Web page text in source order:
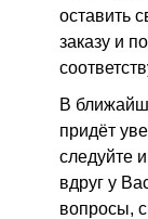
оставить
заказу и
В
придёт
следуйте
вдруг у
вопросы,